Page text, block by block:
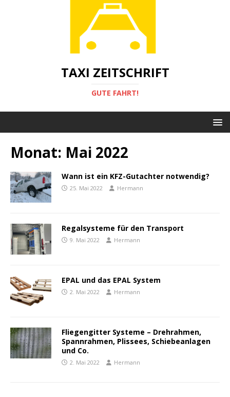
TAXI ZEITSCHRIFT
GUTE FAHRT!
Monat: Mai 2022
Wann ist ein KFZ-Gutachter notwendig?
25. Mai 2022 Hermann
Regalsysteme für den Transport
9. Mai 2022 Hermann
EPAL und das EPAL System
2. Mai 2022 Hermann
Fliegengitter Systeme – Drehrahmen,
Spannrahmen, Plissees, Schiebeanlagen
und Co.
2. Mai 2022 Hermann